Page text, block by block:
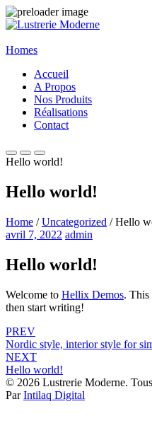
Homes
Accueil
A Propos
Nos Produits
Réalisations
Contact
Hello world!
Hello world!
Home /Uncategorized / Hello
avril 7, 2022 admin
Hello world!
Welcome to Hellix Demos. This
then start writing!
PREV
Nordic style, interior style for
NEXT
Hello world!
© 2026 Lustrerie Moderne.
ParIntilaq Digital